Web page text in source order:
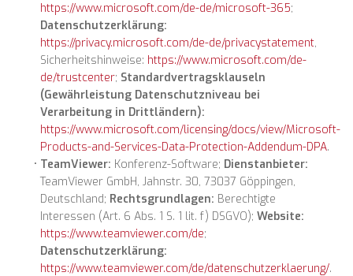
https://www.microsoft.com/de-de/microsoft-365;
Datenschutzerklärung:
https://privacy.microsoft.com/de-de/privacystatement,
Sicherheitshinweise: https://www.microsoft.com/de-
de/trustcenter; Standardvertragsklauseln
(Gewährleistung Datenschutzniveau bei
Verarbeitung in Drittländern):
https://www.microsoft.com/licensing/docs/view/Microsoft-
Products-and-Services-Data-Protection-Addendum-DPA.
TeamViewer: Konferenz-Software; Dienstanbieter:
TeamViewer GmbH, Jahnstr. 30, 73037 Göppingen,
Deutschland; Rechtsgrundlagen: Berechtigte
Interessen (Art. 6 Abs. 1 S. 1 lit. f) DSGVO); Website:
https://www.teamviewer.com/de;
Datenschutzerklärung:
https://www.teamviewer.com/de/datenschutzerklaerung/.